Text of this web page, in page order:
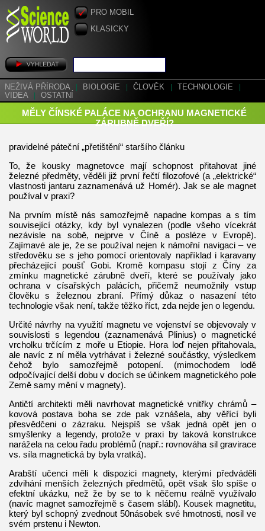
PRO MOBIL
KLASICKY
NEŽIVÁ PŘÍRODA BIOLOGIE ČLOVĚK TECHNOLOGIE
VIDEA
OSTATNÍ
MĚLY ČÍNSKÉ PALÁCE NA OCHRANU MAGNETICKÉ
ZÁRUBNĚ DVEŘÍ?
pravidelné páteční „přetištění“ staršího článku
To, že kousky magnetovce mají schopnost přitahovat jiné
železné předměty, věděli již první řečtí filozofové (a „elektrické“
vlastnosti jantaru zaznamenává už Homér). Jak se ale magnet
používal v praxi?
Na prvním místě nás samozřejmě napadne kompas a s tím
související otázky, kdy byl vynalezen (podle všeho vícekrát
nezávisle na sobě, nejprve v Číně a posléze v Evropě).
Zajímavé ale je, že se používal nejen k námořní navigaci – ve
středověku se s jeho pomocí orientovaly například i karavany
přecházející poušť Gobi. Kromě kompasu stojí z Číny za
zmínku magnetické zárubně dveří, které se používaly jako
ochrana v císařských palácích, přičemž neumožnily vstup
člověku s železnou zbraní. Přímý důkaz o nasazení této
technologie však není, takže těžko říct, zda nejde jen o legendu.
Určité návrhy na využití magnetu ve vojenství se objevovaly v
souvislosti s legendou (zaznamenává Plinius) o magnetické
vrcholku trčícím z moře u Etiopie. Hora loď nejen přitahovala,
ale navíc z ní měla vytrhávat i železné součástky, výsledkem
čehož bylo samozřejmě potopení. (mimochodem lodě
odpočívající delší dobu v docích se účinkem magnetického pole
Země samy mění v magnety).
Antičtí architekti měli navrhovat magnetické vnitřky chrámů –
kovová postava boha se zde pak vznášela, aby věřící byli
přesvědčeni o zázraku. Nejspíš se však jedná opět jen o
smyšlenky a legendy, protože v praxi by taková konstrukce
narážela na celou řadu problémů (např.: rovnováha sil gravirace
vs. síla magnetická by byla vratká).
Arabští učenci měli k dispozici magnety, kterými předváděli
zdvihání menších železných předmětů, opět však šlo spíše o
efektní ukázku, než že by se to k něčemu reálně využívalo
(navíc magnet samozřejmě s časem slábl). Kousek magnetitu,
který byl schopný zvednout 50násobek své hmotnosti, nosil ve
svém prstenu i Newton.